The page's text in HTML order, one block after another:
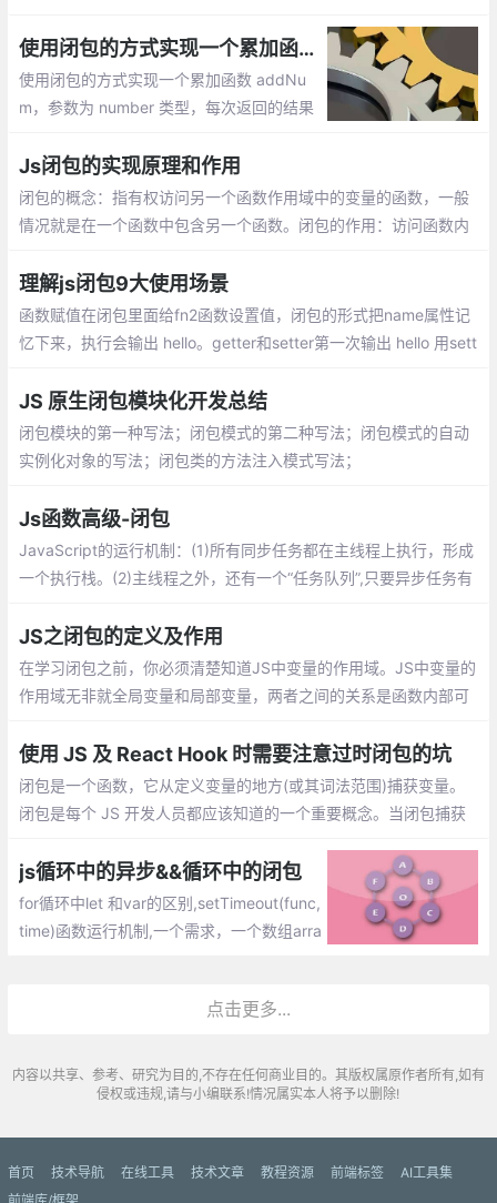
使用闭包的方式实现一个累加函数 addNum
使用闭包的方式实现一个累加函数 addNu
m，参数为 number 类型，每次返回的结果
Js闭包的实现原理和作用
闭包的概念：指有权访问另一个函数作用域中的变量的函数，一般
情况就是在一个函数中包含另一个函数。闭包的作用：访问函数内
理解js闭包9大使用场景
函数赋值在闭包里面给fn2函数设置值，闭包的形式把name属性记
忆下来，执行会输出 hello。getter和setter第一次输出 hello 用sett
JS 原生闭包模块化开发总结
闭包模块的第一种写法；闭包模式的第二种写法；闭包模式的自动
实例化对象的写法；闭包类的方法注入模式写法；
Js函数高级-闭包
JavaScript的运行机制：(1)所有同步任务都在主线程上执行，形成
一个执行栈。(2)主线程之外，还有一个“任务队列”,只要异步任务有
JS之闭包的定义及作用
在学习闭包之前，你必须清楚知道JS中变量的作用域。JS中变量的
作用域无非就全局变量和局部变量，两者之间的关系是函数内部可
量的
使用 JS 及 React Hook 时需要注意过时闭包的坑
闭包是一个函数，它从定义变量的地方(或其词法范围)捕获变量。
闭包是每个 JS 开发人员都应该知道的一个重要概念。当闭包捕获
js循环中的异步&&循环中的闭包
for循环中let 和var的区别,setTimeout(func,
time)函数运行机制,一个需求，一个数组arra
点击更多...
内容以共享、参考、研究为目的,不存在任何商业目的。其版权属原作者所有,如有
侵权或违规,请与小编联系!情况属实本人将予以删除!
首页 技术导航 在线工具 技术文章 教程资源 前端标签
AI工具集
前端库/框架